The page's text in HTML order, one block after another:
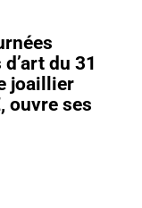
du 31
joaillier
ouvre ses